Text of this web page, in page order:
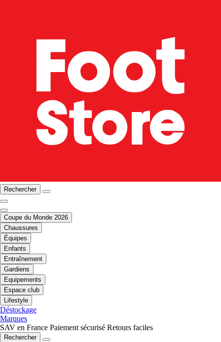
Rechercher
Coupe du Monde 2026
Chaussures
Équipes
Enfants
Entraînement
Gardiens
Equipements
Espace club
Lifestyle
Déstockage
Marques
SAV en France Paiement sécurisé Retours faciles
Rechercher